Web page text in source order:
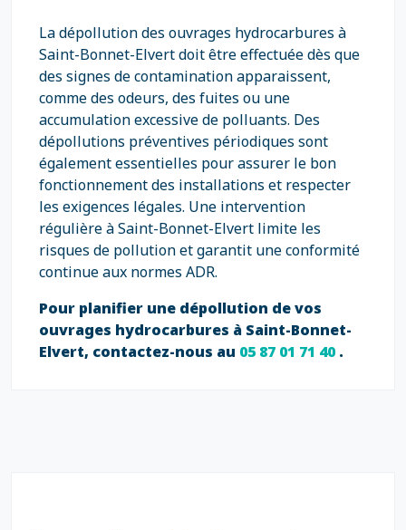
La dépollution des ouvrages hydrocarbures à
Saint-Bonnet-Elvert doit être effectuée dès que
des signes de contamination apparaissent,
comme des odeurs, des fuites ou une
accumulation excessive de polluants. Des
dépollutions préventives périodiques sont
également essentielles pour assurer le bon
fonctionnement des installations et respecter
les exigences légales. Une intervention
régulière à Saint-Bonnet-Elvert limite les
risques de pollution et garantit une conformité
continue aux normes ADR.
Pour planifier une dépollution de vos
ouvrages hydrocarbures à Saint-Bonnet-
Elvert, contactez-nous au 05 87 01 71 40.